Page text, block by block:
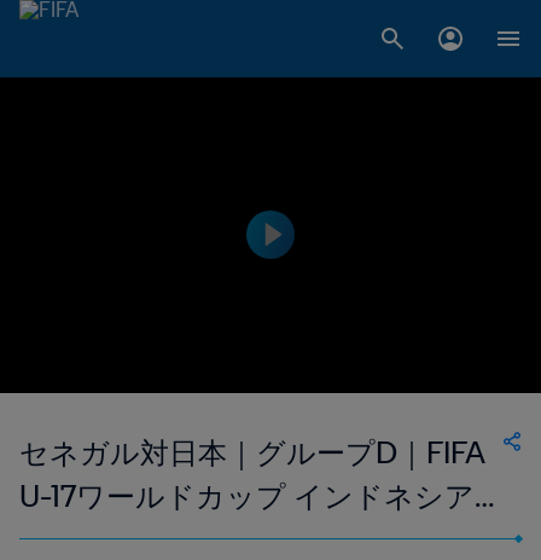
セネガル対日本｜グループD｜FIFA
U-17ワールドカップ インドネシア
2023｜ハイライト